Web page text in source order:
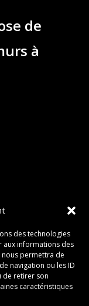
des technologies
aux informations des
nous permettra de
navigation ou les ID
de retirer son
caractéristiques
de
à